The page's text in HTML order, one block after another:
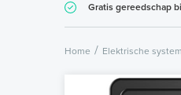
Gratis gereedschap
Home Elektrische